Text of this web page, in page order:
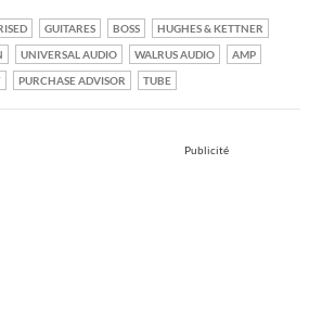
GUITARES BOSS
HUGHES & KETTNER
UNIVERSAL AUDIO WALRUS AUDIO
AMP
PURCHASE ADVISOR TUBE
Publicité